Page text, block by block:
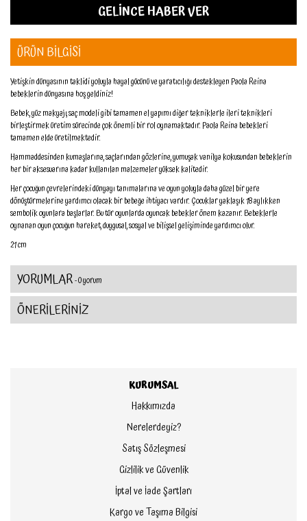
GELİNCE HABER VER
ÜRÜN BİLGİSİ
Yetişkin dünyasının taklidi yoluyla hayal gücünü ve yaratıcılığı destekleyen Paola Reina
bebeklerin dünyasına hoş geldiniz!
Bebek, yüz makyajı, saç modeli gibi tamamen el yapımı diğer tekniklerle ileri teknikleri
birleştirmek üretim sürecinde çok önemli bir rol oynamaktadır. Paola Reina bebekleri
tamamen elde üretilmektedir.
Hammaddesinden kumaşlarına, saçlarından gözlerine, yumuşak vanilya kokusundan bebeklerin
her bir aksesuarına kadar kullanılan malzemeler yüksek kalitedir.
Her çocuğun çevrelerindeki dünyayı tanımalarına ve oyun yoluyla daha güzel bir yere
dönüştürmelerine yardımcı olacak bir bebeğe ihtiyacı vardır. Çocuklar yaklaşık 18 aylıkken
sembolik oyunlara başlarlar. Bu tür oyunlarda oyuncak bebekler önem kazanır. Bebeklerle
oynanan oyun çocuğun hareket, duygusal, sosyal ve bilişsel gelişiminde yardımcı olur.
21 cm
YORUMLAR- 0 yorum
ÖNERİLERİNİZ
KURUMSAL
Hakkımızda
Nerelerdeyiz?
Satış Sözleşmesi
Gizlilik ve Güvenlik
İptal ve İade Şartları
Kargo ve Taşıma Bilgisi